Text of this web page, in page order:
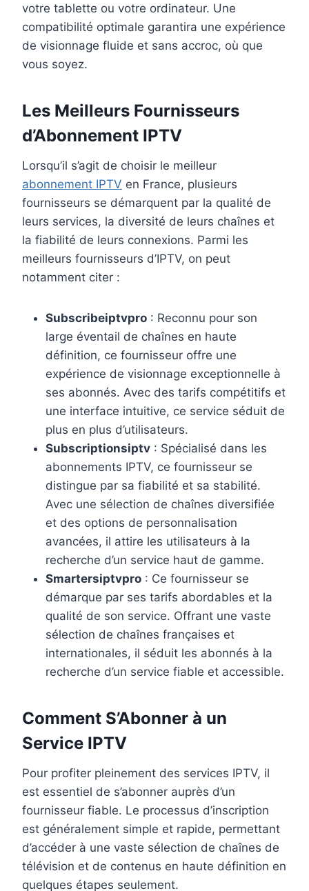
votre tablette ou votre ordinateur. Une
compatibilité optimale garantira une expérience
de visionnage fluide et sans accroc, où que
vous soyez.
Les Meilleurs Fournisseurs
d’Abonnement IPTV
Lorsqu’il s’agit de choisir le meilleur
abonnement IPTV en France, plusieurs
fournisseurs se démarquent par la qualité de
leurs services, la diversité de leurs chaînes et
la fiabilité de leurs connexions. Parmi les
meilleurs fournisseurs d’IPTV, on peut
notamment citer :
Subscribeiptvpro : Reconnu pour son
large éventail de chaînes en haute
définition, ce fournisseur offre une
expérience de visionnage exceptionnelle à
ses abonnés. Avec des tarifs compétitifs et
une interface intuitive, ce service séduit de
plus en plus d’utilisateurs.
Subscriptionsiptv : Spécialisé dans les
abonnements IPTV, ce fournisseur se
distingue par sa fiabilité et sa stabilité.
Avec une sélection de chaînes diversifiée
et des options de personnalisation
avancées, il attire les utilisateurs à la
recherche d’un service haut de gamme.
Smartersiptvpro : Ce fournisseur se
démarque par ses tarifs abordables et la
qualité de son service. Offrant une vaste
sélection de chaînes françaises et
internationales, il séduit les abonnés à la
recherche d’un service fiable et accessible.
Comment S’Abonner à un
Service IPTV
Pour profiter pleinement des services IPTV, il
est essentiel de s’abonner auprès d’un
fournisseur fiable. Le processus d’inscription
est généralement simple et rapide, permettant
d’accéder à une vaste sélection de chaînes de
télévision et de contenus en haute définition en
quelques étapes seulement.